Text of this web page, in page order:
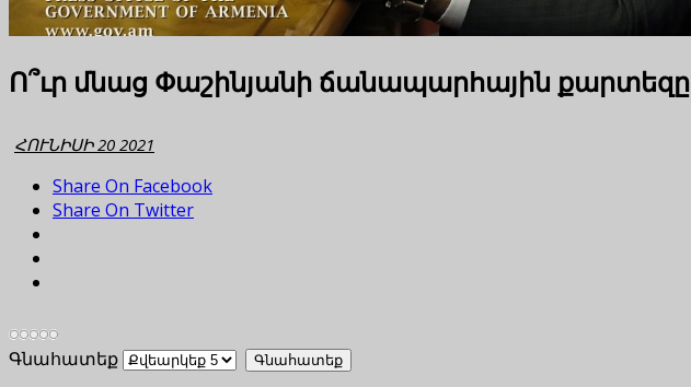
Ո՞ւր մնաց Փաշինյանի ճանապարհային քարտեզը
ՀՈՒՆԻՍԻ 20 2021
Share On Facebook
Share On Twitter
Գնահատեք